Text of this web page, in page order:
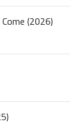
(2026)